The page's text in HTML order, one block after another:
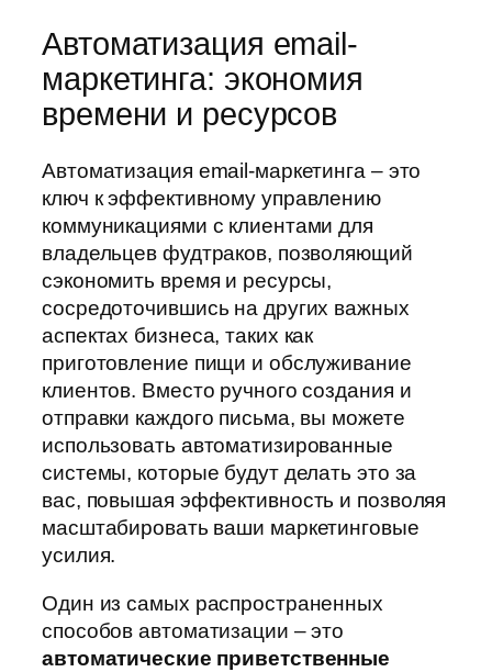
Автоматизация email-
маркетинга: экономия
времени и ресурсов
Автоматизация email-маркетинга – это
ключ к эффективному управлению
коммуникациями с клиентами для
владельцев фудтраков, позволяющий
сэкономить время и ресурсы,
сосредоточившись на других важных
аспектах бизнеса, таких как
приготовление пищи и обслуживание
клиентов. Вместо ручного создания и
отправки каждого письма, вы можете
использовать автоматизированные
системы, которые будут делать это за
вас, повышая эффективность и позволяя
масштабировать ваши маркетинговые
усилия.
Один из самых распространенных
способов автоматизации – это
автоматические приветственные